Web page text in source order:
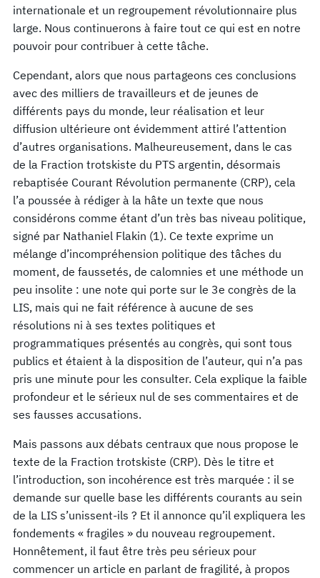
internationale et un regroupement révolutionnaire plus
large. Nous continuerons à faire tout ce qui est en notre
pouvoir pour contribuer à cette tâche.
Cependant, alors que nous partageons ces conclusions
avec des milliers de travailleurs et de jeunes de
différents pays du monde, leur réalisation et leur
diffusion ultérieure ont évidemment attiré l’attention
d’autres organisations. Malheureusement, dans le cas
de la Fraction trotskiste du PTS argentin, désormais
rebaptisée Courant Révolution permanente (CRP), cela
l’a poussée à rédiger à la hâte un texte que nous
considérons comme étant d’un très bas niveau politique,
signé par Nathaniel Flakin (1). Ce texte exprime un
mélange d’incompréhension politique des tâches du
moment, de faussetés, de calomnies et une méthode un
peu insolite : une note qui porte sur le 3e congrès de la
LIS, mais qui ne fait référence à aucune de ses
résolutions ni à ses textes politiques et
programmatiques présentés au congrès, qui sont tous
publics et étaient à la disposition de l’auteur, qui n’a pas
pris une minute pour les consulter. Cela explique la faible
profondeur et le sérieux nul de ses commentaires et de
ses fausses accusations.
Mais passons aux débats centraux que nous propose le
texte de la Fraction trotskiste (CRP). Dès le titre et
l’introduction, son incohérence est très marquée : il se
demande sur quelle base les différents courants au sein
de la LIS s’unissent-ils ? Et il annonce qu’il expliquera les
fondements « fragiles » du nouveau regroupement.
Honnêtement, il faut être très peu sérieux pour
commencer un article en parlant de fragilité, à propos